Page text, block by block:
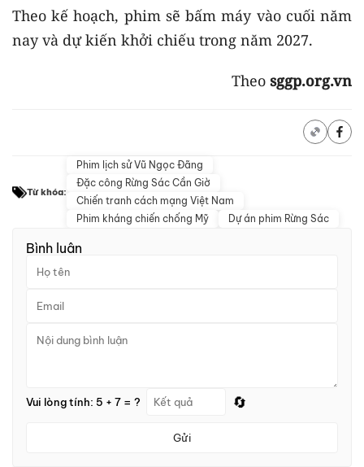
Theo kế hoạch, phim sẽ bấm máy vào cuối năm
nay và dự kiến khởi chiếu trong năm 2027.
Theo sggp.org.vn
Từ khóa:
Phim lịch sử Vũ Ngọc Đãng
Đặc công Rừng Sác Cần Giờ
Chiến tranh cách mạng Việt Nam
Phim kháng chiến chống Mỹ
Dự án phim Rừng Sác
Bình luận
Vui lòng tính: 5 + 7 = ? 🔄
Gửi